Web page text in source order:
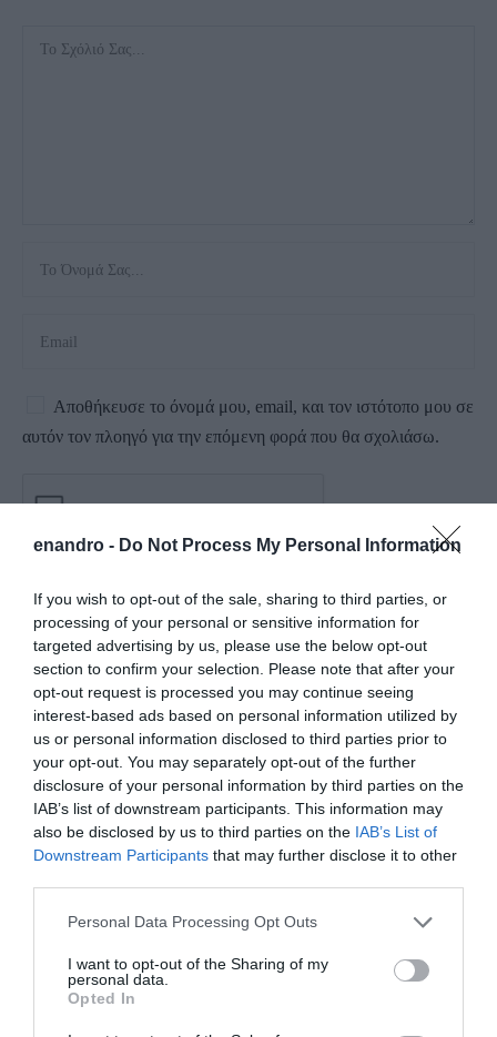
enandro - Do Not Process My Personal Information
If you wish to opt-out of the sale, sharing to third parties, or
processing of your personal or sensitive information for
targeted advertising by us, please use the below opt-out
section to confirm your selection. Please note that after your
opt-out request is processed you may continue seeing
interest-based ads based on personal information utilized by
us or personal information disclosed to third parties prior to
your opt-out. You may separately opt-out of the further
disclosure of your personal information by third parties on the
IAB’s list of downstream participants. This information may
also be disclosed by us to third parties on the IAB’s List of
Downstream Participants that may further disclose it to other
Please note that this website/app uses one or more Google
not limited to your visit or usage behaviour. You may click to
grant or deny consent to Google and its third-party tags to
use your data for below specified purposes in below Google
consent section.
Personal Data Processing Opt Outs
I want to opt-out of the Sharing of my
personal data.
Opted In
Αποθήκευσε το όνομά μου, email, και τον ιστότοπο μου σε
αυτόν τον πλοηγό για την επόμενη φορά που θα σχολιάσω.